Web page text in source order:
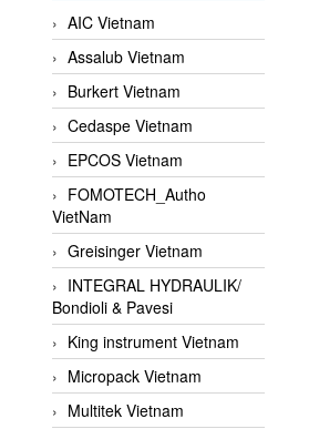
AIC Vietnam
Assalub Vietnam
Burkert Vietnam
Cedaspe Vietnam
EPCOS Vietnam
FOMOTECH_Autho
VietNam
Greisinger Vietnam
INTEGRAL HYDRAULIK/
Bondioli & Pavesi
King instrument Vietnam
Micropack Vietnam
Multitek Vietnam